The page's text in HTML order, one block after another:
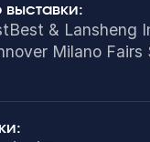
выставки:
& Lansheng
Milano Fairs